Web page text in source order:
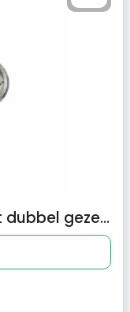
Metalen button 37mm met dubbel gezekerde speld